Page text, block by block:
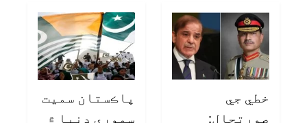
خطي جي
صورتحال:
پاڪستان سميت
سموري دنيا ۾